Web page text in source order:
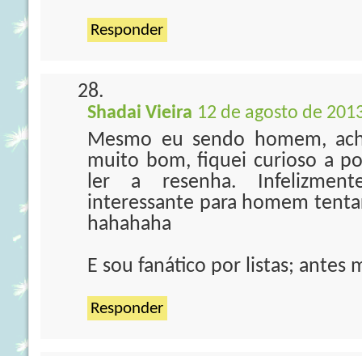
Responder
Shadai Vieira 12 de agosto de
Mesmo eu sendo homem,
muito bom, fiquei curioso a
ler a resenha.
interessante para homem
hahahaha
E sou fanático por listas; antes
Responder